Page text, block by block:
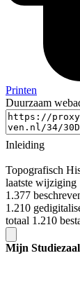
Printen
Duurzaam
Inleiding
Topografisch
laatste wijziging
1.377
1.210
totaal 1.210
Mijn Studiezaal